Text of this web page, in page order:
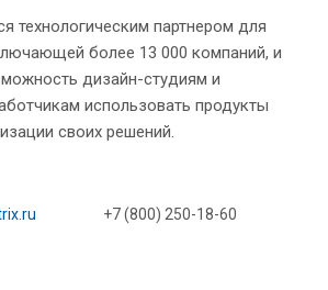
технологическим партнером для
более 13 000 компаний, и
дизайн-студиям и
использовать продукты
своих решений.
+7 (800) 250-18-60